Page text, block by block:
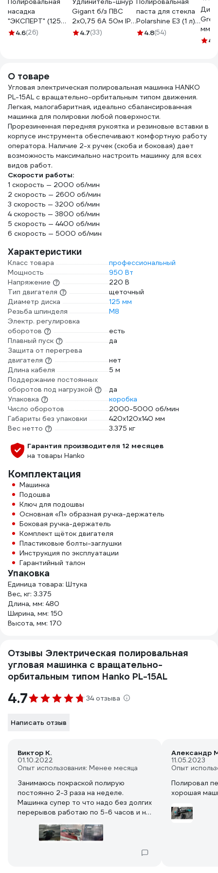
насадка
"ЭКСПЕРТ" (125
мм) Зубр 3595-
4.6(26)
Gigant б/з ПВС
2х0,75 6A 50м IP
44 INDUSTRY EG
4.7(33)
паста для стекла
Polarshine E3 (1 л)
MIRKA 7990310111
4.8(54)
Диск
мм
1004.8
О товаре
Угловая электрическая полировальная машинка HANKO
PL-15AL с вращательно-орбитальным типом движения.
Легкая, малогабаритная, идеально сбалансированная
машинка для полировки любой поверхности.
Прорезиненная передняя рукоятка и резиновые вставки в
корпусе инструмента обеспечивают комфортную работу
оператора. Наличие 2-х ручек (скоба и боковая) дает
возможность максимально настроить машинку для всех
видов работ.
Скорости работы:
1 скорость — 2000 об/мин
2 скорость — 2600 об/мин
3 скорость — 3200 об/мин
4 скорость — 3800 об/мин
5 скорость — 4400 об/мин
6 скорость — 5000 об/мин
Характеристики
Класс товара
профессиональный
Мощность
950 Вт
Напряжение
220 В
Тип двигателя
щеточный
Диаметр диска
125 мм
Резьба шпинделя
М8
Электр. регулировка
оборотов
есть
Плавный пуск
да
Защита от перегрева
двигателя
нет
Длина кабеля
5 м
Поддержание постоянных
оборотов под нагрузкой
да
Упаковка
коробка
Число оборотов
2000-5000 об/мин
Габариты без упаковки
420х120х140 мм
Вес нетто
3.375 кг
Гарантия производителя 12 месяцев
на товары Hanko
Комплектация
Машинка
Подошва
Ключ для подошвы
Основная «П» образная ручка-держатель
Боковая ручка-держатель
Комплект щёток двигателя
Пластиковые болты-заглушки
Инструкция по эксплуатации
Гарантийный талон
Упаковка
Единица товара: Штука
Вес, кг: 3.375
Длина, мм: 480
Ширина, мм: 150
Высота, мм: 170
Отзывы Электрическая полировальная
угловая машинка с вращательно-
орбитальным типом Hanko PL-15AL
4.7 34 отзыва
Написать отзыв
Виктор К.
01.10.2022
Опыт использования: Менее месяца
Занимаюсь покраской полирую
постоянно 2-3 раза на неделе.
Машинка супер то что надо без долгих
перерывов работаю по 5-6 часов и не
единственное в некоторых местах ей
не возьмёшь возле ручек зеркал
Александр
11.05.2023
Опыт
Полировал
хорошая